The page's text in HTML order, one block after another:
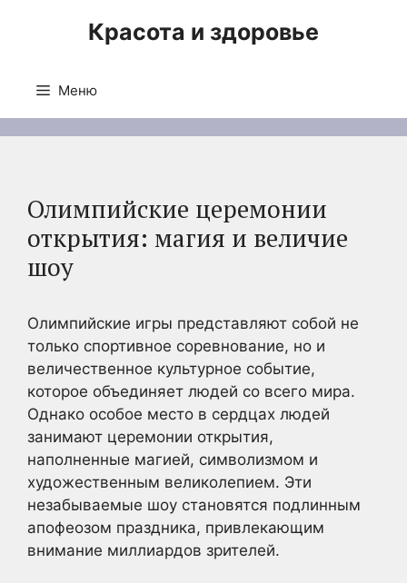
Красота и здоровье
Меню
Олимпийские церемонии
открытия: магия и величие
шоу
Олимпийские игры представляют собой не
только спортивное соревнование, но и
величественное культурное событие,
которое объединяет людей со всего мира.
Однако особое место в сердцах людей
занимают церемонии открытия,
наполненные магией, символизмом и
художественным великолепием. Эти
незабываемые шоу становятся подлинным
апофеозом праздника, привлекающим
внимание миллиардов зрителей.